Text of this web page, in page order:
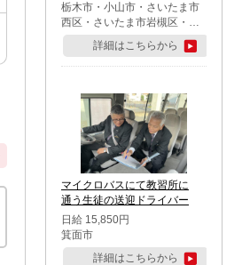
栃木市・小山市・さいたま市
西区・さいたま市岩槻区・久
喜市・蓮田市
詳細はこちらから
マイクロバスにて教習所に
通う生徒の送迎ドライバー
日給 15,850円
箕面市
詳細はこちらから